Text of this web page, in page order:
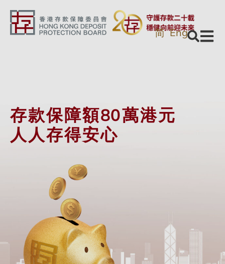
简 Eng
存款保障額80萬港元
人人存得安心